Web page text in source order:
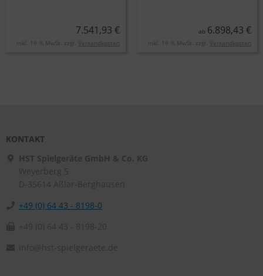
7.541,93 €
inkl. 19 % MwSt. zzgl. Versandkosten
ab 6.898,43 €
inkl. 19 % MwSt. zzgl. Versandkosten
KONTAKT
HST Spielgeräte GmbH & Co. KG
Weyerberg 5
D-35614 Aßlar-Berghausen
+49 (0) 64 43 - 8198-0
+49 (0) 64 43 - 8198-20
info@hst-spielgeraete.de